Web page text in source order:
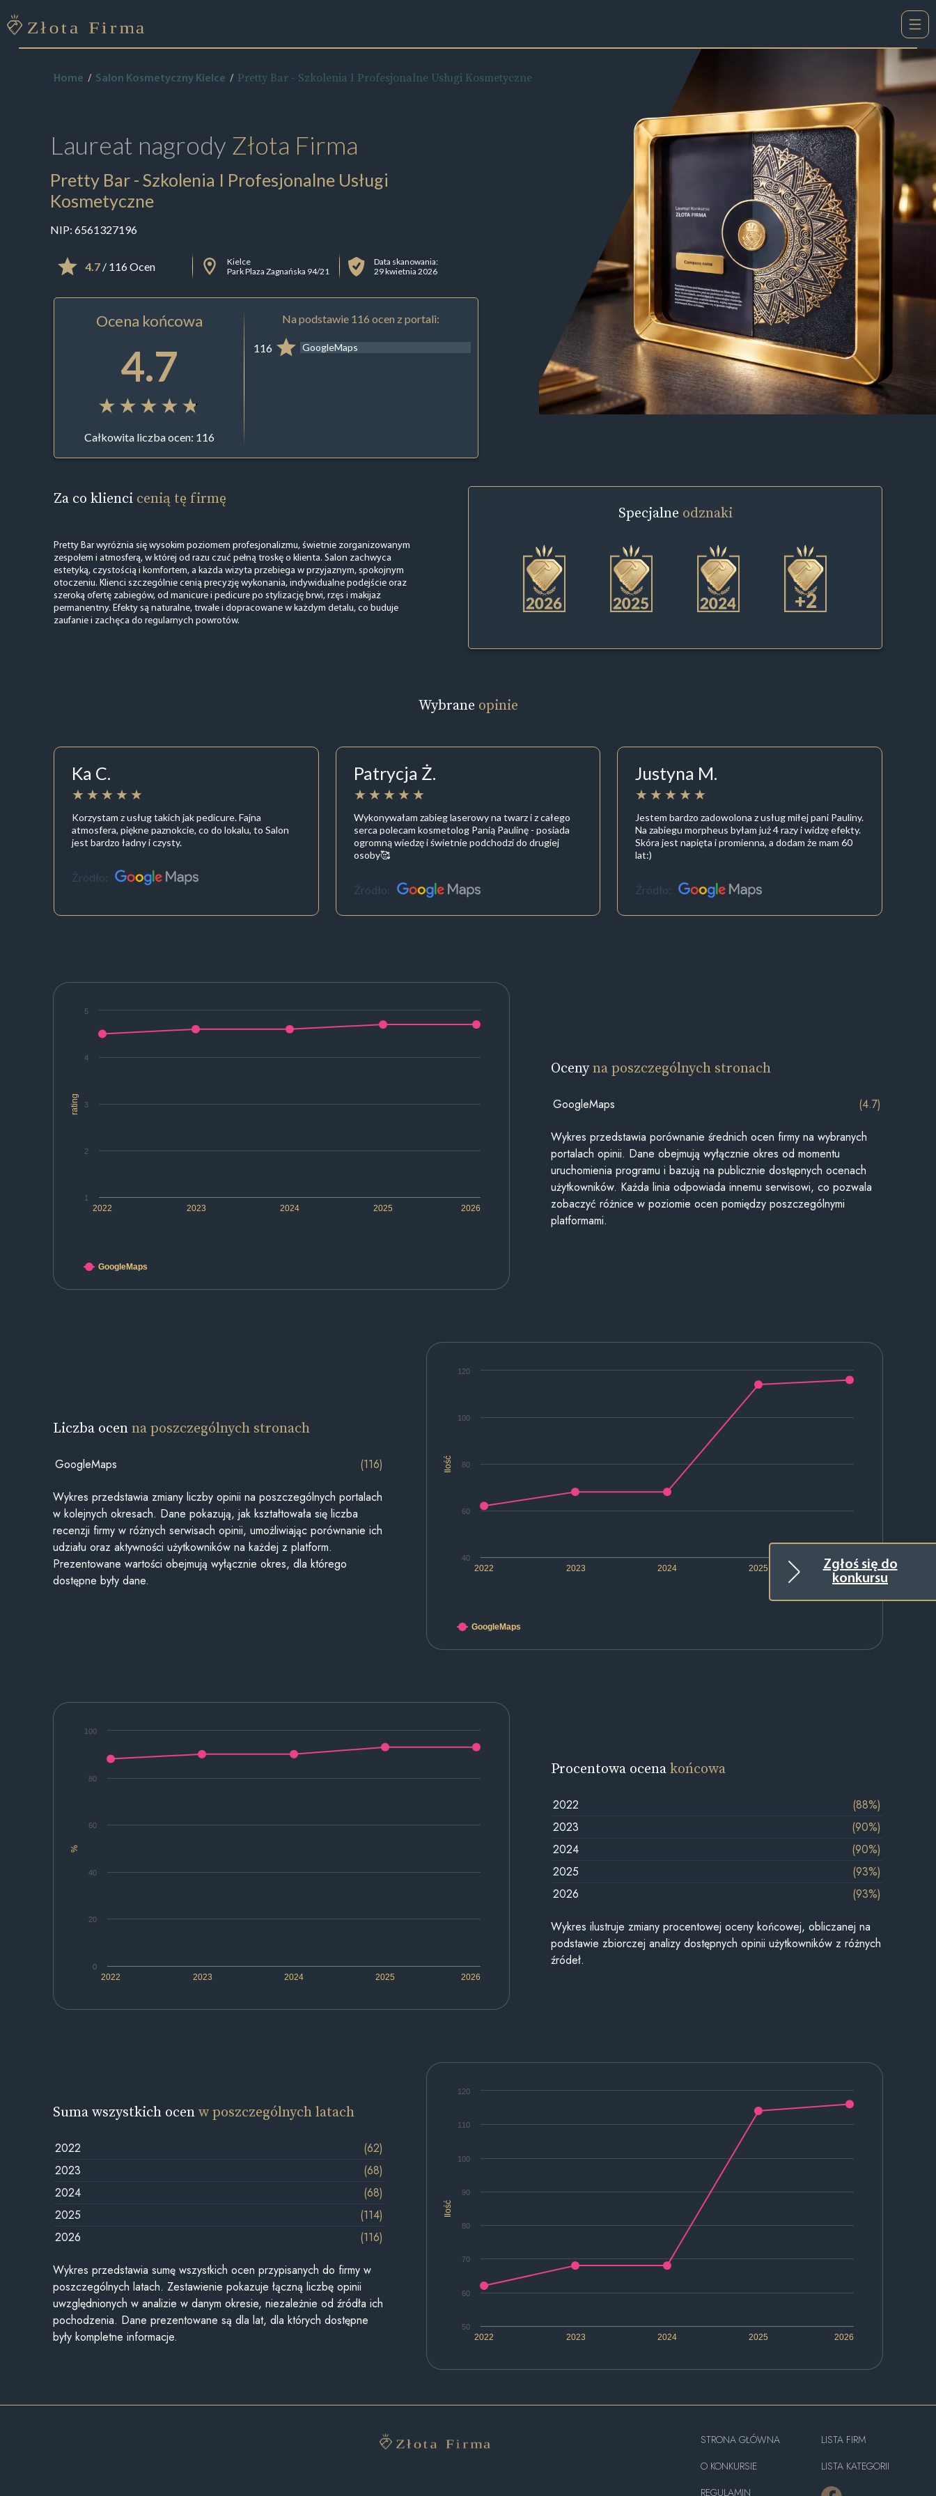
Zgłoś się do
konkursu
Home Salon Kosmetyczny Kielce Pretty Bar - Szkolenia I Profesjonalne Usługi Kosmetyczne
Laureat nagrody Złota Firma
Pretty Bar - Szkolenia I Profesjonalne Usługi
Kosmetyczne
NIP: 6561327196
4.7/ 116 Ocen
Kielce
Park Plaza Zagnańska 94/21
Data skanowania:
29 kwietnia 2026
Ocena końcowa
4.7
Całkowita liczba ocen: 116
Na podstawie 116 ocen z portali:
116 GoogleMaps
Za co klienci cenią tę firmę
Pretty Bar wyróżnia się wysokim poziomem profesjonalizmu, świetnie zorganizowanym
zespołem i atmosferą, w której od razu czuć pełną troskę o klienta. Salon zachwyca
estetyką, czystością i komfortem, a każda wizyta przebiega w przyjaznym, spokojnym
otoczeniu. Klienci szczególnie cenią precyzję wykonania, indywidualne podejście oraz
szeroką ofertę zabiegów, od manicure i pedicure po stylizację brwi, rzęs i makijaż
permanentny. Efekty są naturalne, trwałe i dopracowane w każdym detalu, co buduje
zaufanie i zachęca do regularnych powrotów.
Specjalne odznaki
+2
Wybrane opinie
Ka C.
Korzystam z usług takich jak pedicure. Fajna
atmosfera, piękne paznokcie, co do lokalu, to Salon
jest bardzo ładny i czysty.
Źródło:
Patrycja Ż.
Wykonywałam zabieg laserowy na twarz i z całego
serca polecam kosmetolog Panią Paulinę - posiada
ogromną wiedzę i świetnie podchodzi do drugiej
osoby🥰
Źródło:
Justyna M.
Jestem bardzo zadowolona z usług miłej pani Pauliny.
Na zabiegu morpheus byłam już 4 razy i widzę efekty.
Skóra jest napięta i promienna, a dodam że mam 60
lat:)
Źródło:
rating
2022 2023 2024 2025 2026
1
2
3
4
5
GoogleMaps
Ocenyna poszczególnych stronach
GoogleMaps (4.7)
Wykres przedstawia porównanie średnich ocen firmy na wybranych
portalach opinii. Dane obejmują wyłącznie okres od momentu
uruchomienia programu i bazują na publicznie dostępnych ocenach
użytkowników. Każda linia odpowiada innemu serwisowi, co pozwala
zobaczyć różnice w poziomie ocen pomiędzy poszczególnymi
platformami.
Ilość
2022 2023 2024 2025 2026
60
80
100
120
40
GoogleMaps
Liczba ocenna poszczególnych stronach
GoogleMaps (116)
Wykres przedstawia zmiany liczby opinii na poszczególnych portalach
w kolejnych okresach. Dane pokazują, jak kształtowała się liczba
recenzji firmy w różnych serwisach opinii, umożliwiając porównanie ich
udziału oraz aktywności użytkowników na każdej z platform.
Prezentowane wartości obejmują wyłącznie okres, dla którego
dostępne były dane.
%
2022 2023 2024 2025 2026
0
20
40
60
80
100
Procentowa ocenakońcowa
2022
(88%)
2023
(90%)
2024
(90%)
2025
(93%)
2026
(93%)
Wykres ilustruje zmiany procentowej oceny końcowej, obliczanej na
podstawie zbiorczej analizy dostępnych opinii użytkowników z różnych
źródeł.
Ilość
2022 2023 2024 2025 2026
50
60
70
80
90
100
110
120
Suma wszystkich ocenw poszczególnych latach
2022
(62)
2023
(68)
2024
(68)
2025
(114)
2026
(116)
Wykres przedstawia sumę wszystkich ocen przypisanych do firmy w
poszczególnych latach. Zestawienie pokazuje łączną liczbę opinii
uwzględnionych w analizie w danym okresie, niezależnie od źródła ich
pochodzenia. Dane prezentowane są dla lat, dla których dostępne
były kompletne informacje.
STRONA GŁÓWNA
O KONKURSIE
REGULAMIN
LISTA FIRM
LISTA KATEGORII